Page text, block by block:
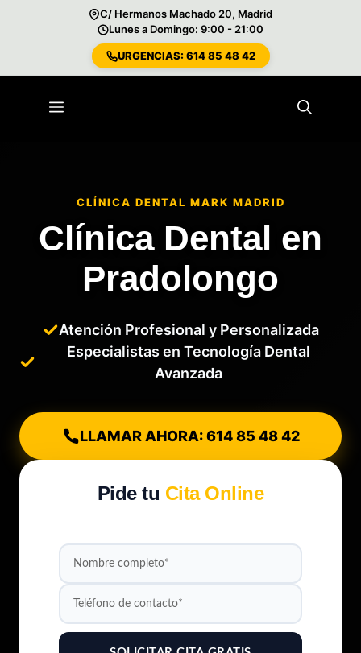
C/ Hermanos Machado 20, Madrid
Lunes a Domingo: 9:00 - 21:00
URGENCIAS: 614 85 48 42
Menú
CLÍNICA DENTAL MARK MADRID
Clínica Dental en
Pradolongo
Atención Profesional y Personalizada
Especialistas en Tecnología Dental
Avanzada
LLAMAR AHORA: 614 85 48 42
Pide tu Cita Online